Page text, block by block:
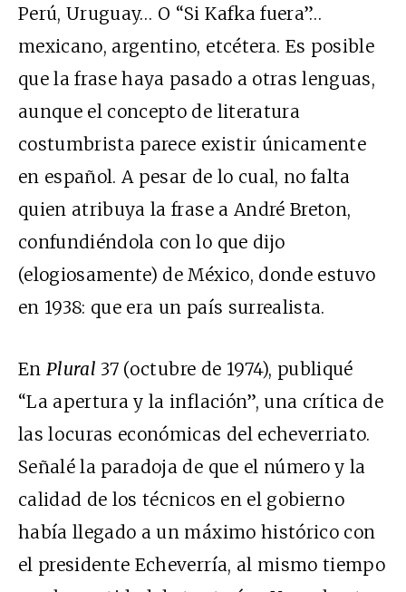
Perú, Uruguay… O “Si Kafka fuera”…
mexicano, argentino, etcétera. Es posible
que la frase haya pasado a otras lenguas,
aunque el concepto de literatura
costumbrista parece existir únicamente
en español. A pesar de lo cual, no falta
quien atribuya la frase a André Breton,
confundiéndola con lo que dijo
(elogiosamente) de México, donde estuvo
en 1938: que era un país surrealista.
EnPlural 37 (octubre de 1974), publiqué
“La apertura y la inflación”, una crítica de
las locuras económicas del echeverriato.
Señalé la paradoja de que el número y la
calidad de los técnicos en el gobierno
había llegado a un máximo histórico con
el presidente Echeverría, al mismo tiempo